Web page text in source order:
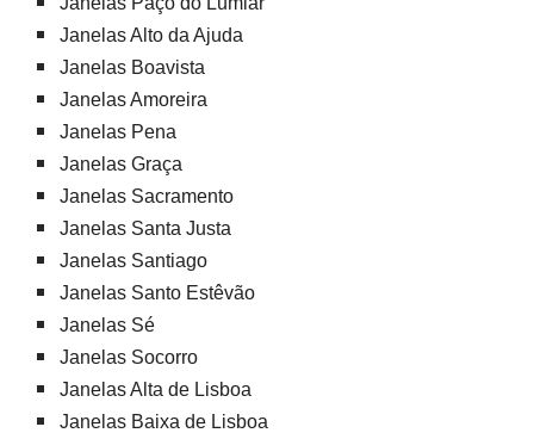
Janelas Alto da Ajuda
Janelas Boavista
Janelas Amoreira
Janelas Pena
Janelas Graça
Janelas Sacramento
Janelas Santa Justa
Janelas Santiago
Janelas Santo Estêvão
Janelas Sé
Janelas Socorro
Janelas Alta de Lisboa
Janelas Baixa de Lisboa